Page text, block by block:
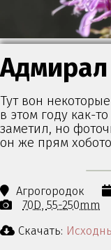
Адмирал
Тут вон
в этом году как-
заметил, но
он же прям
Агрогородок
70D 55-250mm
Скачать: